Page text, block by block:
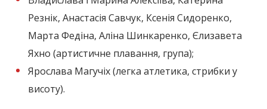
Резнік, Анастасія Савчук, Ксенія Сидоренко,
Марта Федіна, Аліна Шинкаренко, Єлизавета
Яхно (артистичне плавання, група);
Ярослава Магучіх (легка атлетика, стрибки у
висоту).